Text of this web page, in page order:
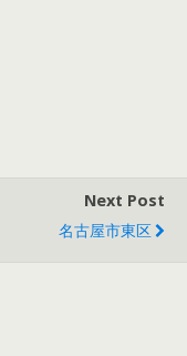
Next Post
名古屋市東区